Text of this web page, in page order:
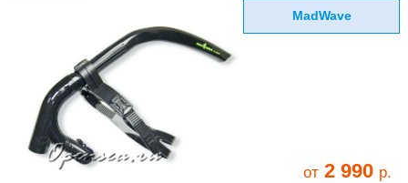
MadWave
от 2 990 р.